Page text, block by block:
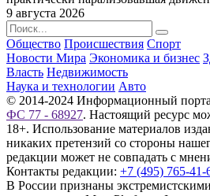
9 августа 2026
Общество Происшествия Спорт
Новости Мира Экономика и бизнес
Власть Недвижимость
Наука и технологии Авто
© 2014-2024 Информационный
ФС 77 - 68927. Настоящий ресурс
18+. Использование материалов
никаких претензий со стороны
редакции может не совпадать с
Контакты редакции: +7 (495) 765-41-
В России признаны